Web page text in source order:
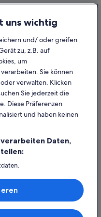
bei der Fluggesellschaft
uns wichtig
und/ oder greifen
zu, z.B. auf
um
Sie können
verwalten. Klicken
Sie jederzeit die
Diese Präferenzen
und haben keinen
Daten,
auf einem
und Inhalte, Messung
von Inhalten,